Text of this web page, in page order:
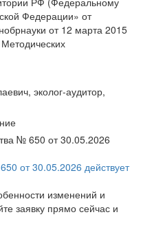
Федерации» от
от 12 марта 2015
эколог-аудитор,
№ 650 от 30.05.2026
от 30.05.2026 действует
изменений и
заявку прямо сейчас и